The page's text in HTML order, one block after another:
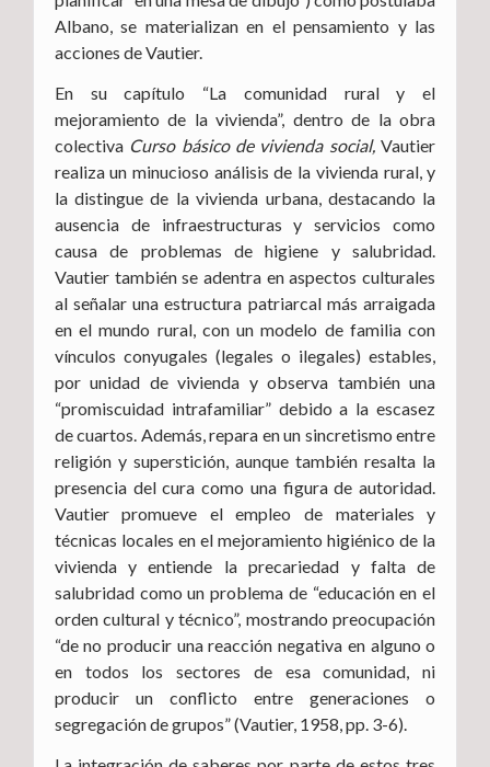
Albano, se materializan en el pensamiento y las
acciones de Vautier.
En su capítulo “La comunidad rural y el
mejoramiento de la vivienda”, dentro de la obra
colectiva Curso básico de vivienda social, Vautier
realiza un minucioso análisis de la vivienda rural, y
la distingue de la vivienda urbana, destacando la
ausencia de infraestructuras y servicios como
causa de problemas de higiene y salubridad.
Vautier también se adentra en aspectos culturales
al señalar una estructura patriarcal más arraigada
en el mundo rural, con un modelo de familia con
vínculos conyugales (legales o ilegales) estables,
por unidad de vivienda y observa también una
“promiscuidad intrafamiliar” debido a la escasez
de cuartos. Además, repara en un sincretismo entre
religión y superstición, aunque también resalta la
presencia del cura como una figura de autoridad.
Vautier promueve el empleo de materiales y
técnicas locales en el mejoramiento higiénico de la
vivienda y entiende la precariedad y falta de
salubridad como un problema de “educación en el
orden cultural y técnico”, mostrando preocupación
“de no producir una reacción negativa en alguno o
en todos los sectores de esa comunidad, ni
producir un conflicto entre generaciones o
segregación de grupos” (Vautier, 1958, pp. 3-6).